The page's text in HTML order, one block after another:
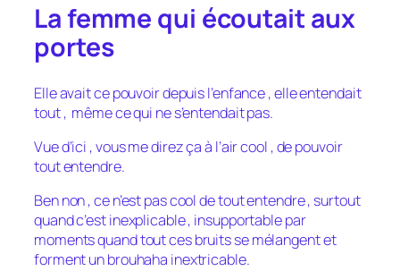
La femme qui écoutait aux
portes
Elle avait ce pouvoir depuis l’enfance , elle entendait
tout , même ce qui ne s’entendait pas.
Vue d’ici , vous me direz ça à l’air cool , de pouvoir
tout entendre.
Ben non , ce n’est pas cool de tout entendre , surtout
quand c’est inexplicable , insupportable par
moments quand tout ces bruits se mélangent et
forment un brouhaha inextricable.